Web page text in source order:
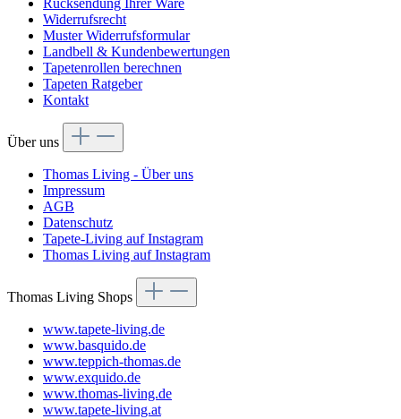
Rücksendung Ihrer Ware
Widerrufsrecht
Muster Widerrufsformular
Landbell & Kundenbewertungen
Tapetenrollen berechnen
Tapeten Ratgeber
Kontakt
Über uns
Thomas Living - Über uns
Impressum
AGB
Datenschutz
Tapete-Living auf Instagram
Thomas Living auf Instagram
Thomas Living Shops
www.tapete-living.de
www.basquido.de
www.teppich-thomas.de
www.exquido.de
www.thomas-living.de
www.tapete-living.at